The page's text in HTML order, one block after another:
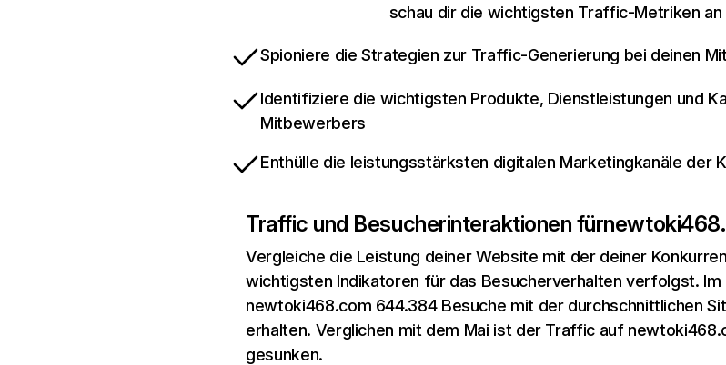
schau dir die wichtigsten Traffic-Metriken an
Spioniere die Strategien zur Traffic-Generierung bei deinen
Identifiziere die wichtigsten Produkte, Dienstleistungen und
Mitbewerbers
Enthülle die leistungsstärksten digitalen Marketingkanäle der
Traffic und Besucherinteraktionen für
Vergleiche die Leistung deiner Website mit der deiner
wichtigsten Indikatoren für das Besucherverhalten verfolgst. Im
newtoki468.com 644.384 Besuche mit der durchschnittlichen
erhalten. Verglichen mit dem Mai ist der Traffic auf
gesunken.